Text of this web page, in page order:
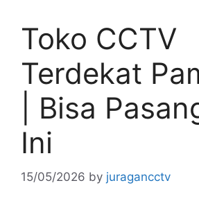
Toko CCTV
Terdekat
| Bisa
Ini
15/05/2026 by juragancctv